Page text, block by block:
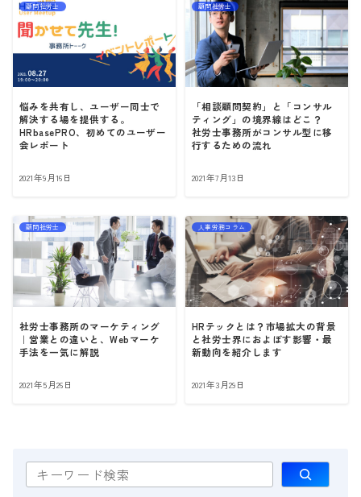
顧問社労士
悩みを共有し、ユーザー同士で
解決する場を提供する。
HRbasePRO、初めてのユーザー
会レポート
2021年9月16日
顧問社労士
「相談顧問契約」と「コンサル
ティング」の境界線はどこ？
社労士事務所がコンサル型に移
行するための流れ
2021年7月13日
顧問社労士
社労士事務所のマーケティング
｜営業との違いと、Webマーケ
手法を一気に解説
2021年5月26日
人事労務コラム
HRテックとは？市場拡大の背景
と社労士界におよぼす影響・最
新動向を紹介します
2021年3月29日
索